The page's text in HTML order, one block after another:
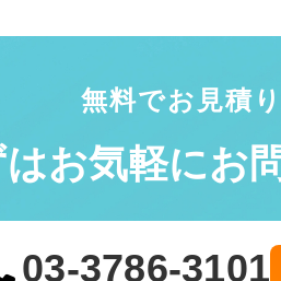
無料でお見積
はお気軽にお
03-3786-3101